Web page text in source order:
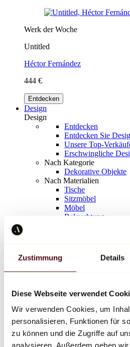
Zustimmung Details
Diese Webseite verwendet
Wir verwenden Cookies, um
personalisieren, Funktionen für
zu können und die Zugriffe auf
analysieren. Außerdem geben
Werk der Woche
Untitled
Héctor Fernández
444 €
Entdecken
Design
Design
Entdecken
Entdecken Sie
Unsere Top-
Erschwingliche
Nach Kategorie
Dekorative Objekte
Nach Materialien
Tische
Sitzmöbel
Möbel
Beleuchtung
Richard Orlinski
Keith Haring
Jeff Koons
Jean-Michel Basquiat
Alle Designer
Werk der Woche